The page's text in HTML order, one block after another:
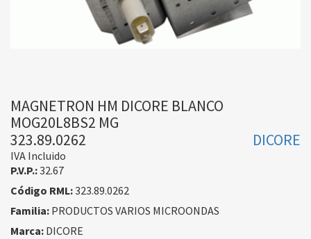
MAGNETRON HM DICORE BLANCO
MOG20L8BS2 MG
323.89.0262
DICORE
IVA Incluido
P.V.P.:32.67
Código RML:323.89.0262
Familia: PRODUCTOS VARIOS MICROONDAS
Marca: DICORE